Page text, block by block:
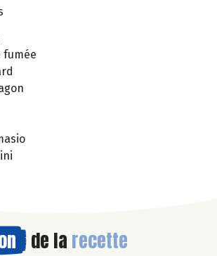
fumée
de la recette